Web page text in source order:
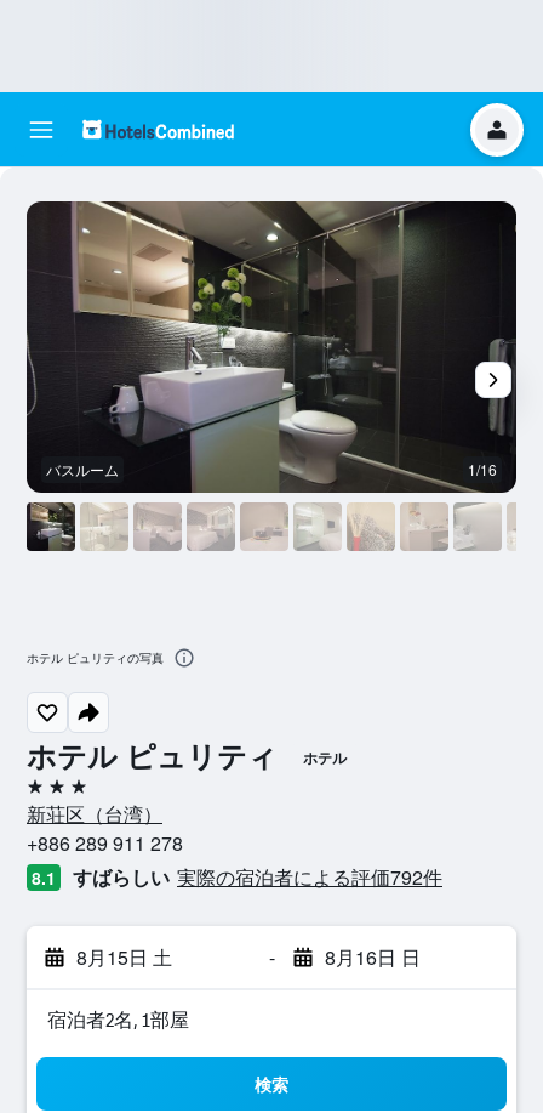
ホテル ピュリティ ホテル
3つ星
新荘区​（台湾​）​
+886 289 911 278
8.1 すばらしい 実際の宿泊者による評価792​件
8月15日 土 - 8月16日 日
宿泊者2名, 1​部屋
検索
バスルーム 1/16
ホテル ピュリティの写真